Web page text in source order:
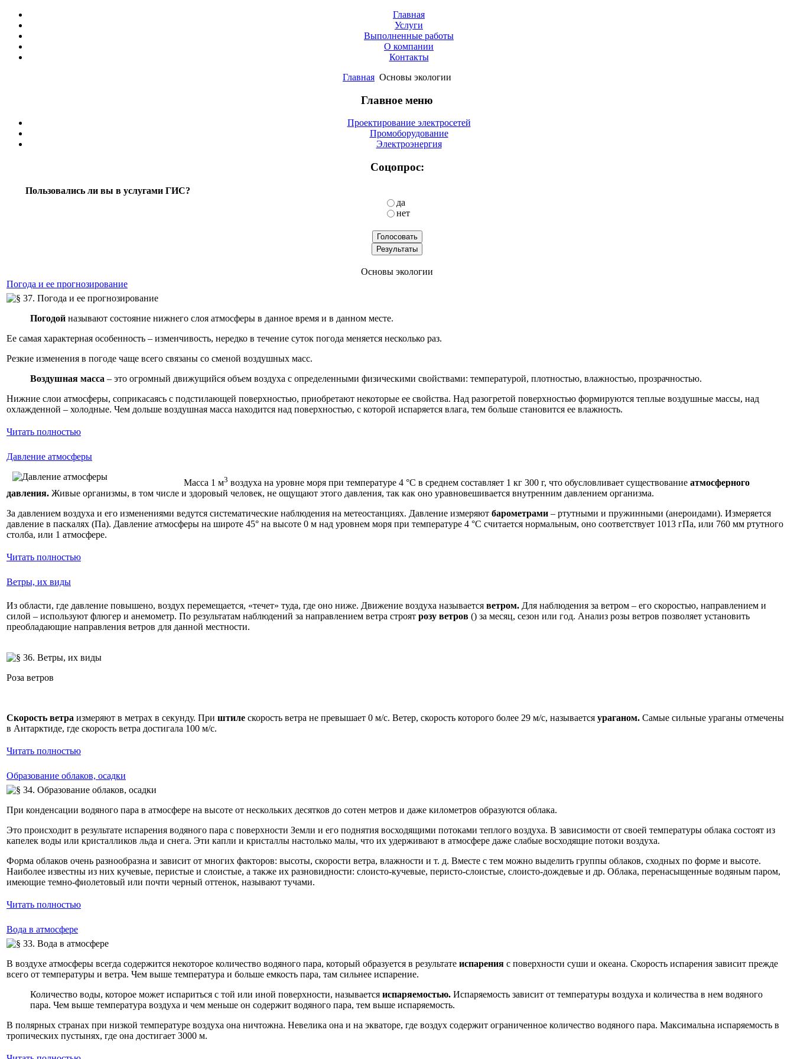
Главная
Услуги
Выполненные работы
О компании
Контакты
Главная Основы экологии
Главное меню
Проектирование электросетей
Промоборудование
Электроэнергия
Соцопрос:
Пользовались ли вы в услугами ГИС?
да
нет
Основы экологии
Погода и ее прогнозирование
Погодой называют состояние нижнего слоя атмосферы в данное время и в данном месте.
Ее самая характерная особенность – изменчивость, нередко в течение суток погода меняется несколько раз.
Резкие изменения в погоде чаще всего связаны со сменой воздушных масс.
Воздушная масса – это огромный движущийся объем воздуха с определенными физическими свойствами: температурой, плотностью, влажностью, прозрачностью.
Нижние слои атмосферы, соприкасаясь с подстилающей поверхностью, приобретают некоторые ее свойства. Над разогретой поверхностью формируются теплые воздушные массы, над
охлажденной – холодные. Чем дольше воздушная масса находится над поверхностью, с которой испаряется влага, тем больше становится ее влажность.
Читать полностью
Давление атмосферы
Масса 1 м3 воздуха на уровне моря при температуре 4 °C в среднем составляет 1 кг 300 г, что обусловливает существование атмосферного
давления. Живые организмы, в том числе и здоровый человек, не ощущают этого давления, так как оно уравновешивается внутренним давлением организма.
За давлением воздуха и его изменениями ведутся систематические наблюдения на метеостанциях. Давление измеряют барометрами – ртутными и пружинными (анероидами). Измеряется
давление в паскалях (Па). Давление атмосферы на широте 45° на высоте 0 м над уровнем моря при температуре 4 °C считается нормальным, оно соответствует 1013 гПа, или 760 мм ртутного
столба, или 1 атмосфере.
Читать полностью
Ветры, их виды
Из области, где давление повышено, воздух перемещается, «течет» туда, где оно ниже. Движение воздуха называется ветром. Для наблюдения за ветром – его скоростью, направлением и
силой – используют флюгер и анемометр. По результатам наблюдений за направлением ветра строят розу ветров () за месяц, сезон или год. Анализ розы ветров позволяет установить
преобладающие направления ветров для данной местности.
Роза ветров
Скорость ветра измеряют в метрах в секунду. При штиле скорость ветра не превышает 0 м/с. Ветер, скорость которого более 29 м/с, называется ураганом. Самые сильные ураганы отмечены
в Антарктиде, где скорость ветра достигала 100 м/с.
Читать полностью
Образование облаков, осадки
При конденсации водяного пара в атмосфере на высоте от нескольких десятков до сотен метров и даже километров образуются облака.
Это происходит в результате испарения водяного пара с поверхности Земли и его поднятия восходящими потоками теплого воздуха. В зависимости от своей температуры облака состоят из
капелек воды или кристалликов льда и снега. Эти капли и кристаллы настолько малы, что их удерживают в атмосфере даже слабые восходящие потоки воздуха.
Форма облаков очень разнообразна и зависит от многих факторов: высоты, скорости ветра, влажности и т. д. Вместе с тем можно выделить группы облаков, сходных по форме и высоте.
Наиболее известны из них кучевые, перистые и слоистые, а также их разновидности: слоисто-кучевые, перисто-слоистые, слоисто-дождевые и др. Облака, перенасыщенные водяным паром,
имеющие темно-фиолетовый или почти черный оттенок, называют тучами.
Читать полностью
Вода в атмосфере
В воздухе атмосферы всегда содержится некоторое количество водяного пара, который образуется в результате испарения с поверхности суши и океана. Скорость испарения зависит прежде
всего от температуры и ветра. Чем выше температура и больше емкость пара, там сильнее испарение.
Количество воды, которое может испариться с той или иной поверхности, называется испаряемостью. Испаряемость зависит от температуры воздуха и количества в нем водяного
пара. Чем выше температура воздуха и чем меньше он содержит водяного пара, тем выше испаряемость.
В полярных странах при низкой температуре воздуха она ничтожна. Невелика она и на экваторе, где воздух содержит ограниченное количество водяного пара. Максимальна испаряемость в
тропических пустынях, где она достигает 3000 м.